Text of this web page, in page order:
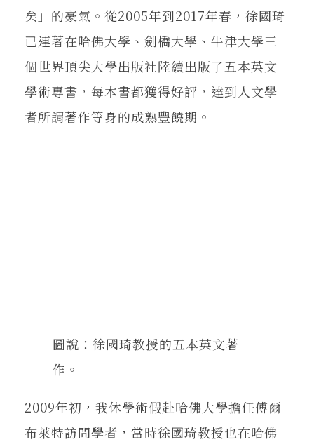
矣」的豪氣。從2005年到2017年春，徐國琦
已連著在哈佛大學、劍橋大學、牛津大學三
個世界頂尖大學出版社陸續出版了五本英文
學術專書，每本書都獲得好評，達到人文學
者所謂著作等身的成熟豐饒期。
圖說：徐國琦教授的五本英文著
作。
2009年初，我休學術假赴哈佛大學擔任傅爾
布萊特訪問學者，當時徐國琦教授也在哈佛